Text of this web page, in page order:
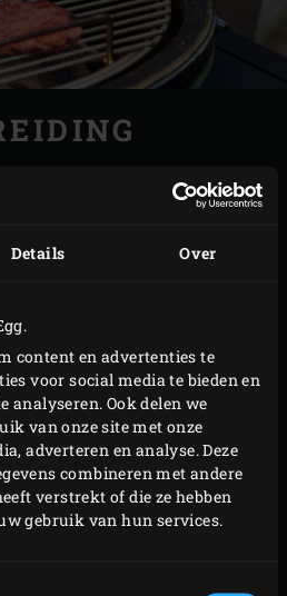
Details Over
content en advertenties te
voor social media te bieden en
analyseren. Ook delen we
van onze site met onze
adverteren en analyse. Deze
combineren met andere
verstrekt of die ze hebben
gebruik van hun services.
watermeloen uit de Big Green
in de Big Green
met de Stainless Steel Grid tot
180 °C.
Pel en snipper intussen voor de
Schenk de olijfolie in de
toe en bak in ca. 5 minuten
door en sluit na elke handeling
Green Egg.
door de sjalot, bak ca. 30
skillet uit de EGG. Schep de
keukenpapier schoon en